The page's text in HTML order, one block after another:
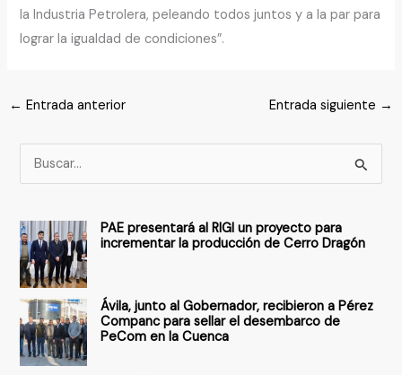
la Industria Petrolera, peleando todos juntos y a la par para
lograr la igualdad de condiciones”.
← Entrada anterior Entrada siguiente →
u
c
a
r
o
r
PAE presentará al RIGI un proyecto para
incrementar la producción de Cerro Dragón
Ávila, junto al Gobernador, recibieron a Pérez
Companc para sellar el desembarco de
PeCom en la Cuenca